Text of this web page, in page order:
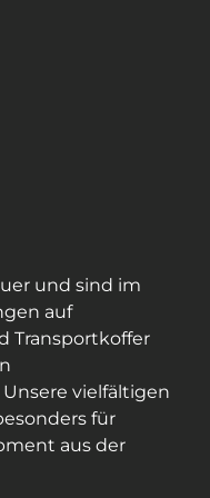
und sind im
auf
Transportkoffer
vielfältigen
für
aus der